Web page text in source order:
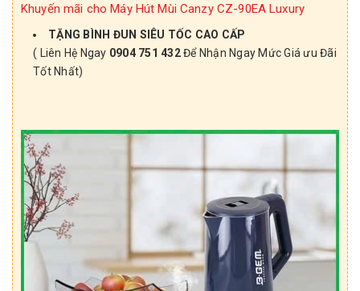
Khuyến mãi cho Máy Hút Mùi Canzy CZ-90EA Luxury
TẶNG BÌNH ĐUN SIÊU TỐC CAO CẤP
( Liên Hệ Ngay 0904 751 432Để Nhận Ngay Mức Giá ưu Đãi
Tốt Nhất)